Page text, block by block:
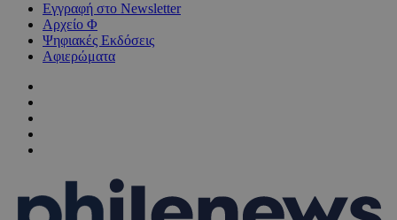
Εγγραφή στο Newsletter
Αρχείο Φ
Ψηφιακές Εκδόσεις
Αφιερώματα